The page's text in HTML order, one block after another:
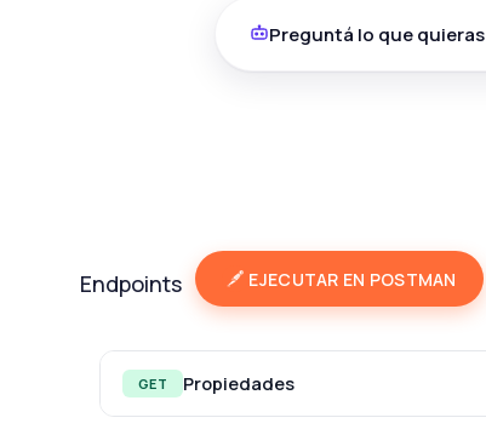
Preguntá lo que quieras
Endpoints EJECUTAR EN POSTMAN
GET Propiedades